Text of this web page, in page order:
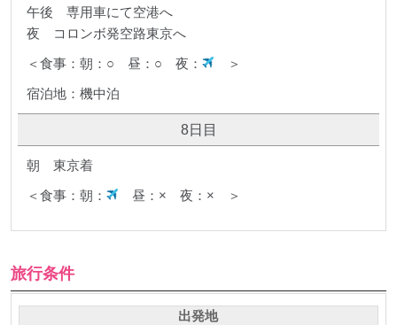
午後 専用車にて空港へ
夜 コロンボ発空路東京へ
＜食事：朝：○ 昼：○ 夜：
＞
宿泊地：機中泊
8日目
朝 東京着
＜食事：朝：
昼：× 夜：× ＞
旅行条件
出発地